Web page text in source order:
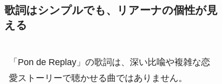
歌詞はシンプルでも、リアーナの個性が見
える
「Pon de Replay」の歌詞は、深い比喩や複雑な恋
愛ストーリーで聴かせる曲ではありません。